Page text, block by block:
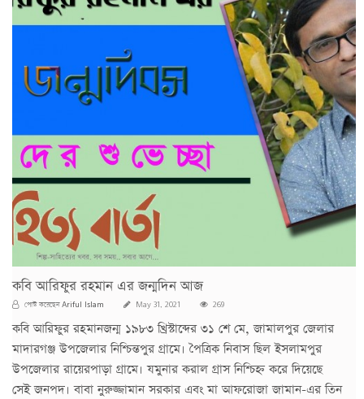
কবি আরিফুর রহমান এর জন্মদিন আজ
পোস্ট করেছেনAriful Islam May 31, 2021 269
কবি আরিফুর রহমানজন্ম ১৯৮৩ খ্রিস্টাব্দের ৩১ শে মে, জামালপুর জেলার
মাদারগঞ্জ উপজেলার নিশ্চিন্তপুর গ্রামে। পৈত্রিক নিবাস ছিল ইসলামপুর
উপজেলার রায়েরপাড়া গ্রামে। যমুনার করাল গ্রাস নিশ্চিহ্ন করে দিয়েছে
সেই জনপদ। বাবা নুরুজ্জামান সরকার এবং মা আফরোজা জামান-এর তিন